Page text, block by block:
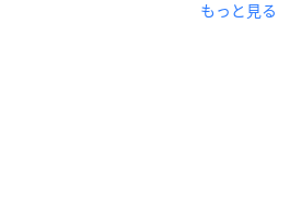
もっと見る